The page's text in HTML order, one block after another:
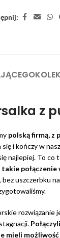
z
polską firmą, z
się i kończy w
najlepiej. To co
takie
bez uszczerbku
rozwiązanie
mieli